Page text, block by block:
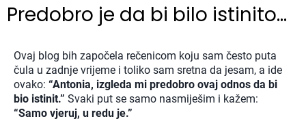
Predobro je da bi bilo istinito...
Ovaj blog bih započela rečenicom koju sam često puta
čula u zadnje vrijeme i toliko sam sretna da jesam, a ide
ovako: “Antonia, izgleda mi predobro ovaj odnos da bi
bio istinit.” Svaki put se samo nasmiješim i kažem:
“Samo vjeruj, u redu je.”